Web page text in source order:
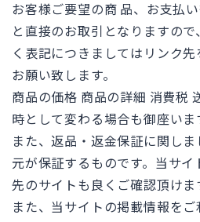
お客様ご要望の商 品、お支払
と直接のお取引となりますの
く表記につきましてはリンク
お願い致します。
商品の価格 商品の詳細 消費税
時として変わる場合も御座いま
また、返品・返金保証に関し
元が保証するものです。当サイ
先のサイトも良くご確認頂けま
また、当サイトの掲載情報を